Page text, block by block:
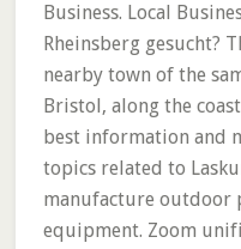
Business. Local
Rheinsberg gesucht?
nearby town of the
Bristol, along the
best information and
topics related to
manufacture outdoor
equipment. Zoom